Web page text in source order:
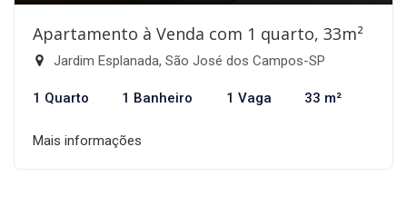
Apartamento à Venda com 1 quarto, 33m²
Jardim Esplanada, São José dos Campos-SP
1 Quarto 1 Banheiro 1 Vaga 33 m²
Mais informações